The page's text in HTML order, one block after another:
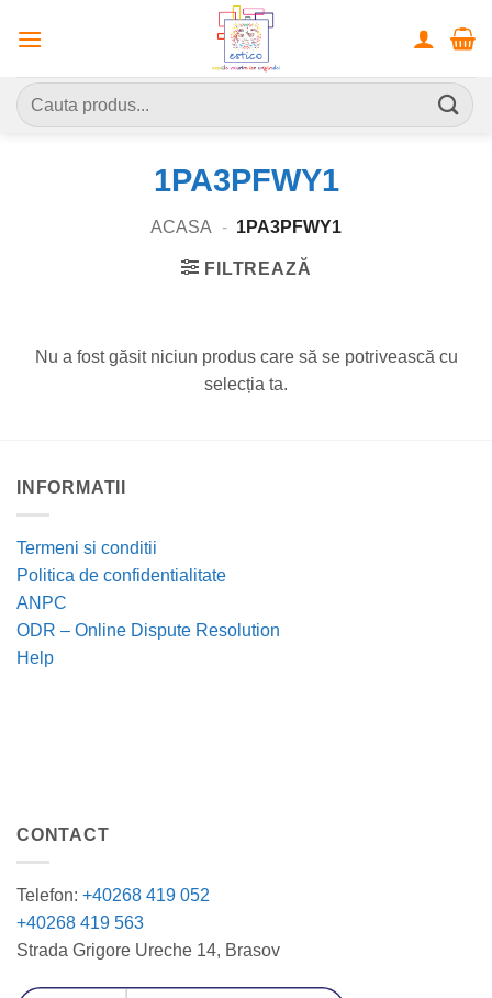
Caută
după:
1PA3PFWY1
ACASA - 1PA3PFWY1
FILTREAZĂ
Nu a fost găsit niciun produs care să se potrivească cu
selecția ta.
INFORMATII
Termeni si conditii
Politica de confidentialitate
ANPC
ODR – Online Dispute Resolution
Help
CONTACT
Telefon: +40268 419 052
+40268 419 563
Strada Grigore Ureche 14, Brasov